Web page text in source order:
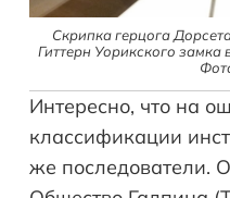
Скрипка герцога
Гиттерн Уорикского
Интересно, что на
классификации
же последователи.